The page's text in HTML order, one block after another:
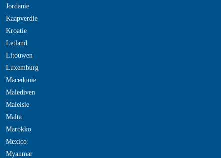
Jordanie
Kaapverdie
Kroatie
Letland
Litouwen
Luxemburg
Macedonie
Malediven
Maleisie
Malta
Marokko
Mexico
Myanmar